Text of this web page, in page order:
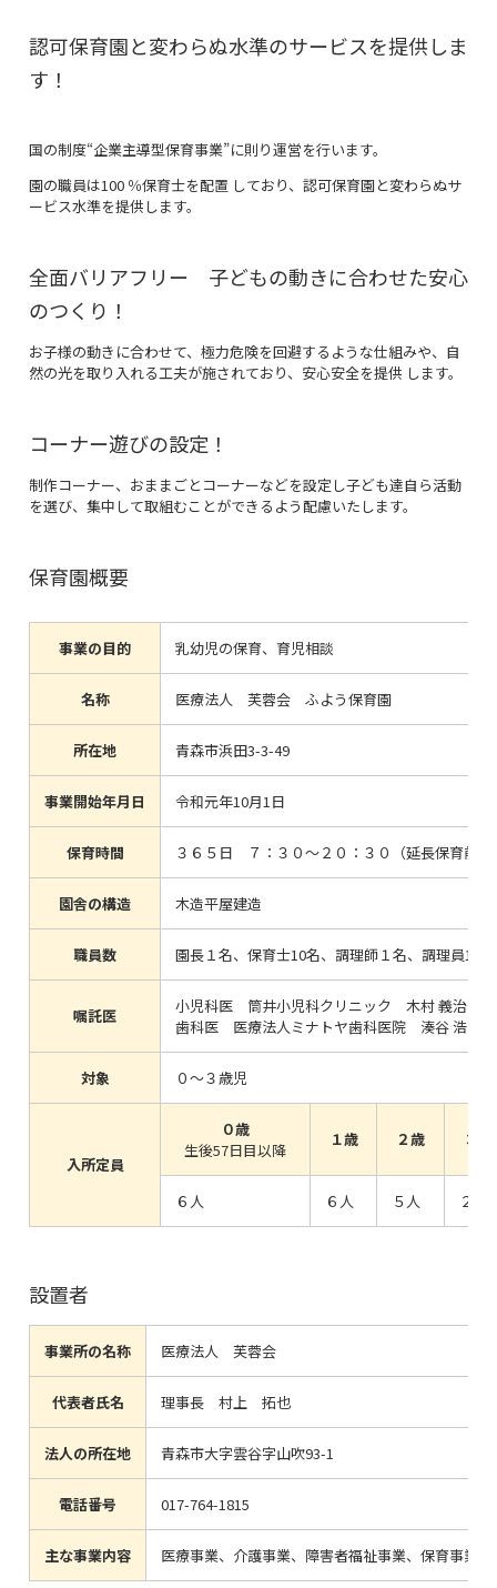
認可保育園と変わらぬ水準のサービスを提供しま
す！
国の制度“企業主導型保育事業”に則り運営を行います。
園の職員は100 ％保育士を配置 しており、認可保育園と変わらぬサ
ービス水準を提供します。
全面バリアフリー 子どもの動きに合わせた安心
のつくり！
お子様の動きに合わせて、極力危険を回避するような仕組みや、自
然の光を取り入れる工夫が施されており、安心安全を提供 します。
コーナー遊びの設定！
制作コーナー、おままごとコーナーなどを設定し子ども達自ら活動
を選び、集中して取組むことができるよう配慮いたします。
保育園概要
事業の目的 乳幼児の保育、育児相談
名称 医療法人 芙蓉会 ふよう保育園
所在地 青森市浜田3-3-49
事業開始年月日 令和元年10月1日
保育時間 ３６５日 ７：３０～２０：３０（延長保育前後
園舎の構造 木造平屋建造
職員数 園長１名、保育士10名、調理師１名、調理員1名
嘱託医
小児科医 筒井小児科クリニック 木村 義治 先
歯科医 医療法人ミナトヤ歯科医院 湊谷 浩 先
対象 ０～３歳児
入所定員
０歳
生後57日目以降
１歳 ２歳 ３歳
６人 ６人 ５人 ２人
設置者
事業所の名称 医療法人 芙蓉会
代表者氏名 理事長 村上 拓也
法人の所在地 青森市大字雲谷字山吹93-1
電話番号 017-764-1815
主な事業内容 医療事業、介護事業、障害者福祉事業、保育事業